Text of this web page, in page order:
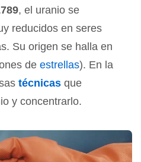
, el uranio se
reducidos en seres
Su origen se halla en
de estrellas). En la
técnicas que
y concentrarlo.